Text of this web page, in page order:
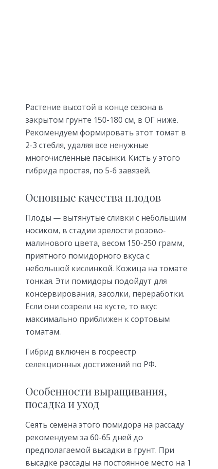
Растение высотой в конце сезона в
закрытом грунте 150-180 см, в ОГ ниже.
Рекомендуем формировать этот томат в
2-3 стебля, удаляя все ненужные
многочисленные пасынки. Кисть у этого
гибрида простая, по 5-6 завязей.
Основные качества плодов
Плоды — вытянутые сливки с небольшим
носиком, в стадии зрелости розово-
малинового цвета, весом 150-250 грамм,
приятного помидорного вкуса с
небольшой кислинкой. Кожица на томате
тонкая. Эти помидоры подойдут для
консервирования, засолки, переработки.
Если они созрели на кусте, то вкус
максимально приближен к сортовым
томатам.
Гибрид включен в госреестр
селекционных достижений по РФ.
Особенности выращивания,
посадка и уход
Сеять семена этого помидора на рассаду
рекомендуем за 60-65 дней до
предполагаемой высадки в грунт. При
высадке рассады на постоянное место на 1